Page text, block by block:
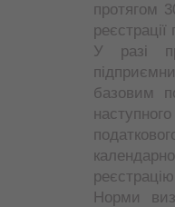
протягом
У разі
базовим
Норми